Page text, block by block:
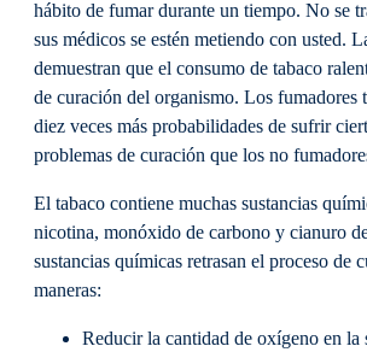
hábito de fumar durante un tiempo. No se
sus médicos se estén metiendo con usted.
demuestran que el consumo de tabaco
de curación del organismo. Los fumadores
diez veces más probabilidades de sufrir
problemas de curación que los no
El tabaco contiene muchas sustancias
nicotina, monóxido de carbono y cianuro
sustancias químicas retrasan el proceso de
maneras:
Reducir la cantidad de oxígeno en la